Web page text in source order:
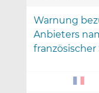
Warnung
Anbieters
französischer